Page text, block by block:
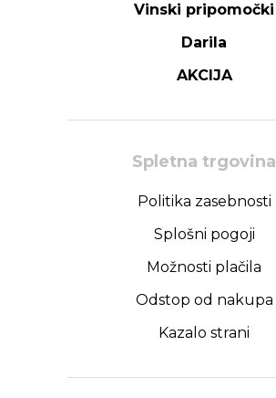
Vinski pripomočki
Darila
AKCIJA
Spletna trgovina
Politika zasebnosti
Splošni pogoji
Možnosti plačila
Odstop od nakupa
Kazalo strani